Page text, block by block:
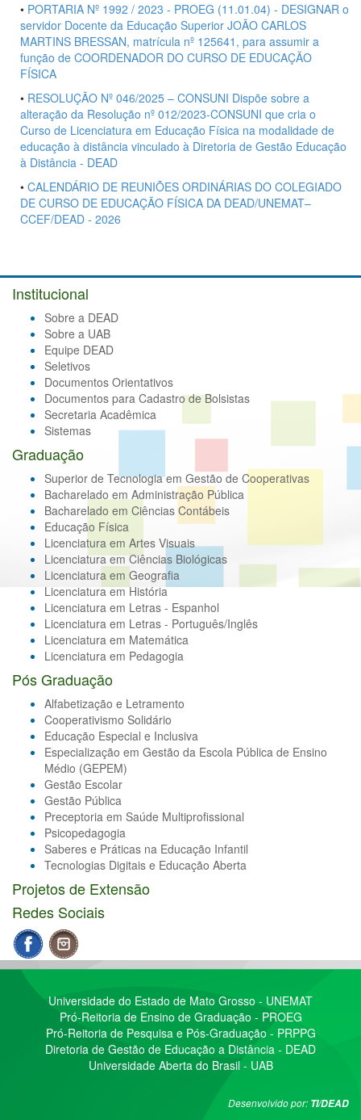
• PORTARIA Nº 1992 / 2023 - PROEG (11.01.04) - DESIGNAR o
servidor Docente da Educação Superior JOÃO CARLOS
MARTINS BRESSAN, matrícula nº 125641, para assumir a
função de COORDENADOR DO CURSO DE EDUCAÇÃO
FÍSICA
• RESOLUÇÃO Nº 046/2025 – CONSUNI Dispõe sobre a
alteração da Resolução nº 012/2023-CONSUNI que cria o
Curso de Licenciatura em Educação Física na modalidade de
educação à distância vinculado à Diretoria de Gestão Educação
à Distância - DEAD
• CALENDÁRIO DE REUNIÕES ORDINÁRIAS DO COLEGIADO
DE CURSO DE EDUCAÇÃO FÍSICA DA DEAD/UNEMAT–
CCEF/DEAD - 2026
Institucional
Sobre a DEAD
Sobre a UAB
Equipe DEAD
Seletivos
Documentos Orientativos
Documentos para Cadastro de Bolsistas
Secretaria Acadêmica
Sistemas
Graduação
Superior de Tecnologia em Gestão de Cooperativas
Bacharelado em Administração Pública
Bacharelado em Ciências Contábeis
Educação Física
Licenciatura em Artes Visuais
Licenciatura em Ciências Biológicas
Licenciatura em Geografia
Licenciatura em História
Licenciatura em Letras - Espanhol
Licenciatura em Letras - Português/Inglês
Licenciatura em Matemática
Licenciatura em Pedagogia
Pós Graduação
Alfabetização e Letramento
Cooperativismo Solidário
Educação Especial e Inclusiva
Especialização em Gestão da Escola Pública de Ensino
Médio (GEPEM)
Gestão Escolar
Gestão Pública
Preceptoria em Saúde Multiprofissional
Psicopedagogia
Saberes e Práticas na Educação Infantil
Tecnologias Digitais e Educação Aberta
Projetos de Extensão
Redes Sociais
Universidade do Estado de Mato Grosso - UNEMAT
Pró-Reitoria de Ensino de Graduação - PROEG
Pró-Reitoria de Pesquisa e Pós-Graduação - PRPPG
Diretoria de Gestão de Educação a Distância - DEAD
Universidade Aberta do Brasil - UAB
Desenvolvido por: TI/DEAD